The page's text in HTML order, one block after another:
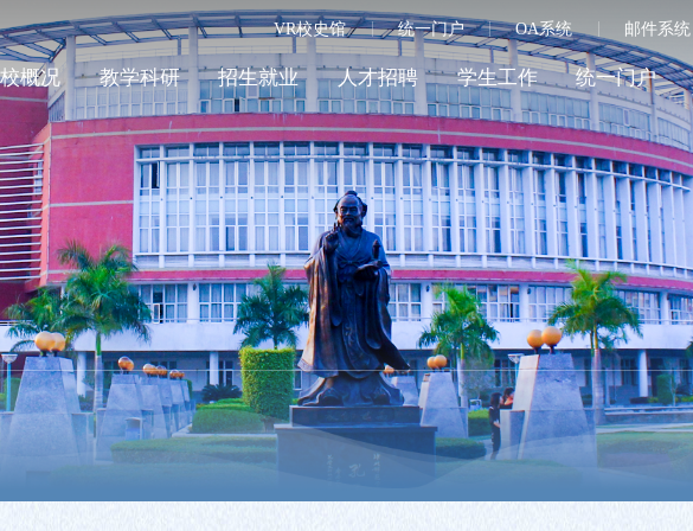
VR校史馆 统一门户 OA系统 邮件系统
概况 教学科研 招生就业 人才招聘 学生工作 统一门户